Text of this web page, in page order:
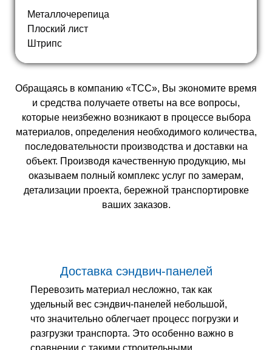
Металлочерепица
Плоский лист
Штрипс
Обращаясь в компанию «ТСС», Вы экономите время
и средства получаете ответы на все вопросы,
которые неизбежно возникают в процессе выбора
материалов, определения необходимого количества,
последовательности производства и доставки на
объект. Производя качественную продукцию, мы
оказываем полный комплекс услуг по замерам,
детализации проекта, бережной транспортировке
ваших заказов.
Доставка сэндвич-панелей
Перевозить материал несложно, так как
удельный вес сэндвич-панелей небольшой,
что значительно облегчает процесс погрузки и
разгрузки транспорта. Это особенно важно в
сравнении с такими строительными